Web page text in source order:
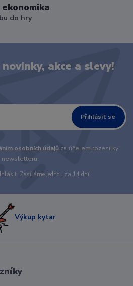
do hry
akce a slevy!
Přihlásit se
osobních údajů za účelem rozesílky
newsletteru.
Zasíláme jednou za 14 dní.
Výkup kytar